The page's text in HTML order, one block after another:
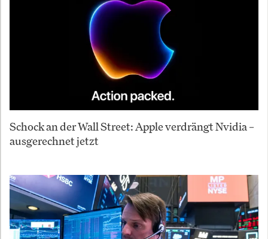
Schock an der Wall Street: Apple verdrängt Nvidia –
ausgerechnet jetzt